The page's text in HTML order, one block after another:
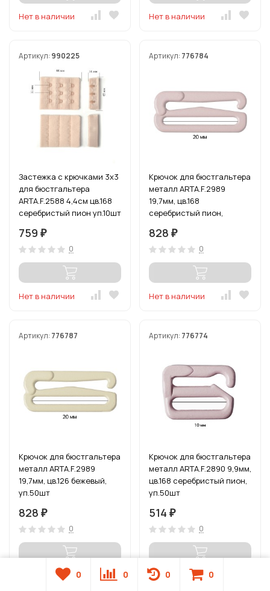
Нет в наличии Нет в наличии
Артикул: 990225
Застежка с крючками 3х3
для бюстгальтера
ARTA.F.2588 4,4см цв.168
серебристый пион уп.10шт
759 ₽
0
Нет в наличии
Артикул: 776784
Крючок для бюстгальтера
металл ARTA.F.2989
19,7мм, цв.168
серебристый пион,
828 ₽
0
Нет в наличии
Артикул: 776787
Крючок для бюстгальтера
металл ARTA.F.2989
19,7мм, цв.126 бежевый,
уп.50шт
828 ₽
0
Нет в наличии
Артикул: 776774
Крючок для бюстгальтера
металл ARTA.F.2890 9,9мм,
цв.168 серебристый пион,
уп.50шт
514 ₽
0
Нет в наличии
0 0 0 0